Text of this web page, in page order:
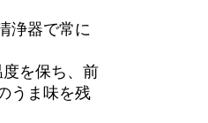
浄器で常に
を保ち、前
うま味を残